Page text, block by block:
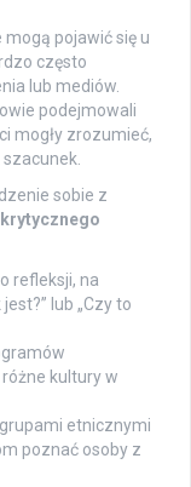
pojawić się u
często
lub mediów.
podejmowali
mogły zrozumieć,
sobie z
krytycznego
refleksji, na
lub „Czy to
kultury w
etnicznymi
poznać osoby z